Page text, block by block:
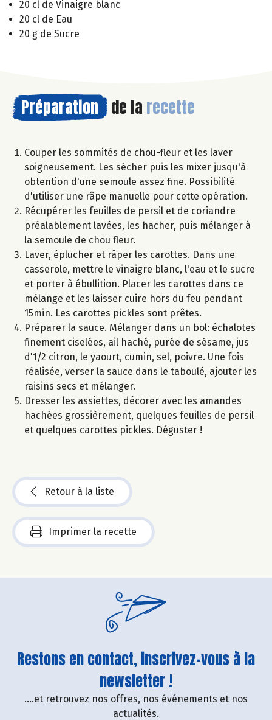
20 cl de Vinaigre blanc
20 cl de Eau
20 g de Sucre
Préparation de la recette
Couper les sommités de chou-fleur et les laver
soigneusement. Les sécher puis les mixer jusqu'à
obtention d'une semoule assez fine. Possibilité
d'utiliser une râpe manuelle pour cette opération.
Récupérer les feuilles de persil et de coriandre
préalablement lavées, les hacher, puis mélanger à
la semoule de chou fleur.
Laver, éplucher et râper les carottes. Dans une
casserole, mettre le vinaigre blanc, l'eau et le sucre
et porter à ébullition. Placer les carottes dans ce
mélange et les laisser cuire hors du feu pendant
15min. Les carottes pickles sont prêtes.
Préparer la sauce. Mélanger dans un bol: échalotes
finement ciselées, ail haché, purée de sésame, jus
d'1/2 citron, le yaourt, cumin, sel, poivre. Une fois
réalisée, verser la sauce dans le taboulé, ajouter les
raisins secs et mélanger.
Dresser les assiettes, décorer avec les amandes
hachées grossièrement, quelques feuilles de persil
et quelques carottes pickles. Déguster !
Retour à la liste
Imprimer la recette
Restons en contact, inscrivez-vous à la
newsletter !
....et retrouvez nos offres, nos événements et nos
actualités.